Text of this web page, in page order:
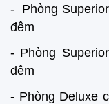
- Phòng
đêm
- Phòng
đêm
- Phòng Deluxe